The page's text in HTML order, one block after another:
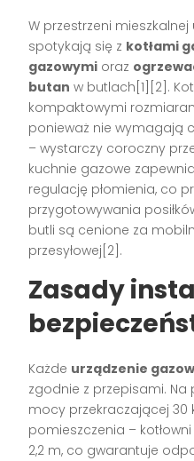
W przestrzeni
spotykają się z kotłami
gazowymi oraz
butan w butlach[1][2].
kompaktowymi
ponieważ nie wymagają
– wystarczy coroczny
kuchnie gazowe
regulację płomienia, co
przygotowywania
butli są cenione za
przesyłowej[2].
Zasady
Każde urządzenie
zgodnie z przepisami. Na
mocy przekraczającej
pomieszczenia –
2,2 m, co gwarantuje